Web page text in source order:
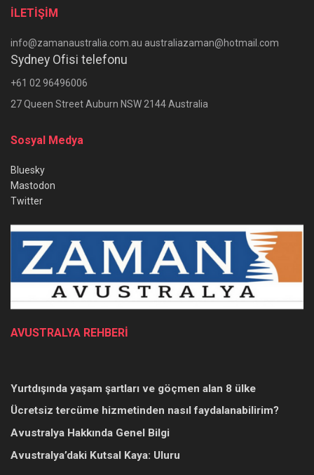
İLETİŞİM
info@zamanaustralia.com.au australiazaman@hotmail.com
Sydney Ofisi telefonu
+61 02 96496006
27 Queen Street Auburn NSW 2144 Australia
Sosyal Medya
Bluesky
Mastodon
Twitter
AVUSTRALYA REHBERİ
Yurtdışında yaşam şartları ve göçmen alan 8 ülke
Ücretsiz tercüme hizmetinden nasıl faydalanabilirim?
Avustralya Hakkında Genel Bilgi
Avustralya’daki Kutsal Kaya: Uluru